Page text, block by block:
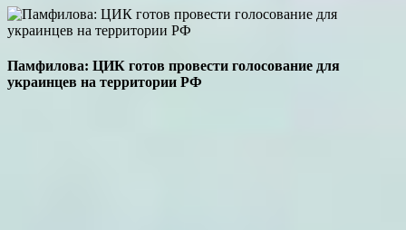
Памфилова: ЦИК готов провести голосование для
украинцев на территории РФ